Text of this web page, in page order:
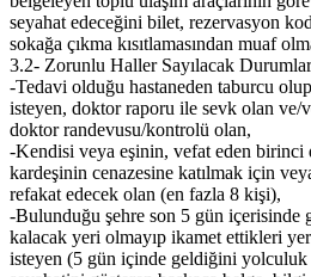
seyahat edeceğini bilet, rezervasyon
sokağa çıkma kısıtlamasından muaf
3.2- Zorunlu Haller Sayılacak
-Tedavi olduğu hastaneden taburcu
isteyen, doktor raporu ile sevk olan ve/
doktor randevusu/kontrolü olan,
-Kendisi veya eşinin, vefat eden birinci
kardeşinin cenazesine katılmak için
refakat edecek olan (en fazla 8 kişi),
-Bulunduğu şehre son 5 gün içerisinde
kalacak yeri olmayıp ikamet ettikleri
isteyen (5 gün içinde geldiğini yolculuk